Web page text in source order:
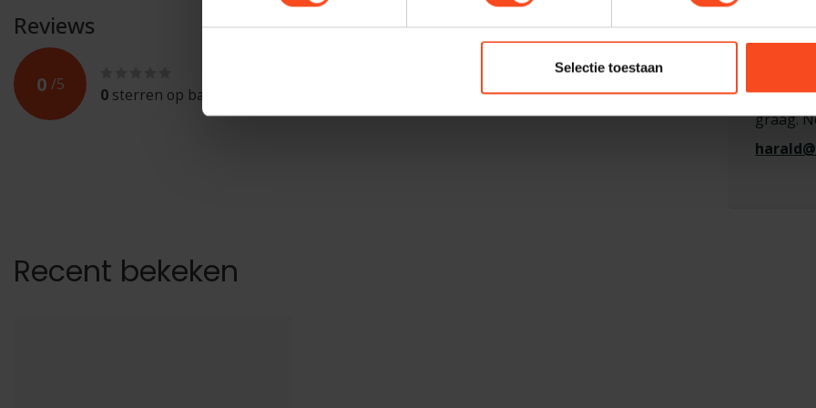
Selectie toestaan
Reviews
0 /5
0 sterren op basis van
Heb je
maken
graag.
Recent bekeken